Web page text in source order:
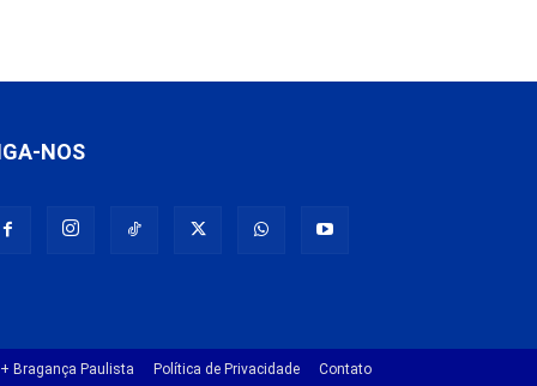
NOS
+ Bragança Paulista Política de Privacidade Contato